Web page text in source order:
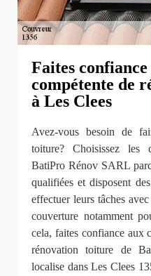
Faites
compétente de
à Les Clees
Avez-vous besoin de
toiture? Choisissez les
BatiPro Rénov SARL
qualifiées et disposent
effectuer leurs tâches
couverture notamment
cela, faites confiance aux
rénovation toiture de
localise dans Les Clees